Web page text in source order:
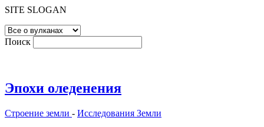
SITE SLOGAN
Поиск
Эпохи оледенения
Строение земли - Исследования Земли